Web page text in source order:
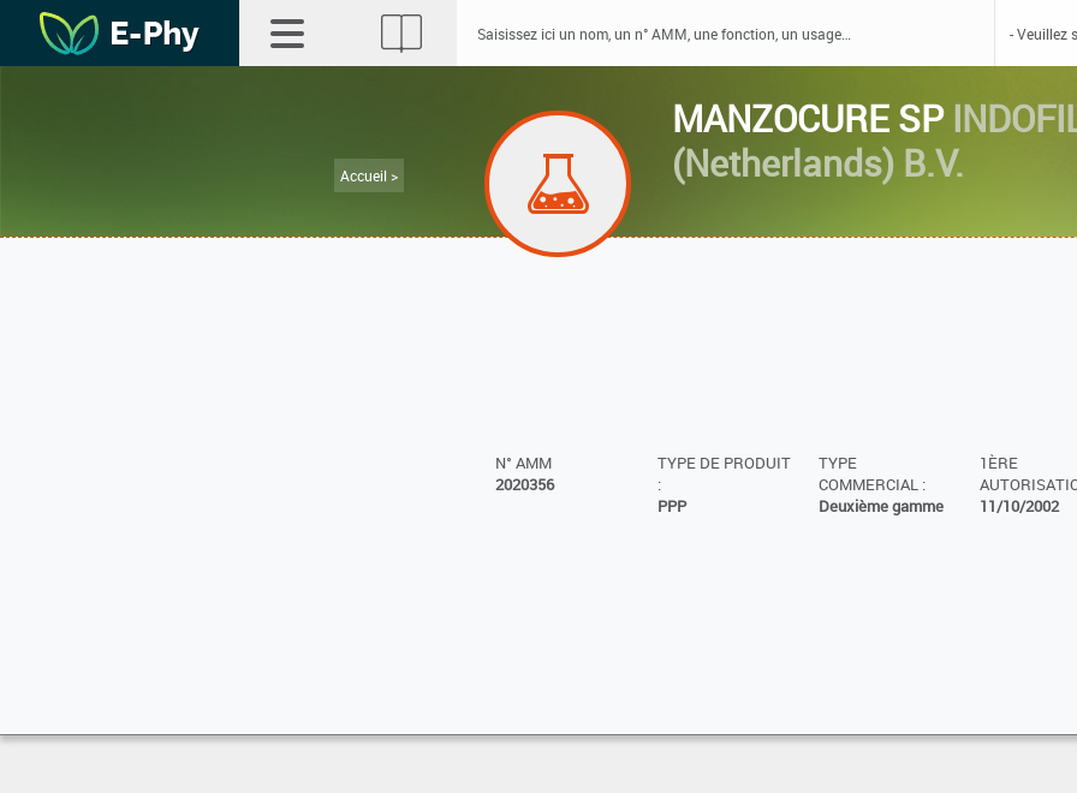
Accueil >
MANZOCURE SP
(Netherlands) B.V.
N° AMM
2020356
TYPE DE PRODUIT
:
PPP
TYPE
COMMERCIAL :
Deuxième gamme
1ÈRE
11/10/2002